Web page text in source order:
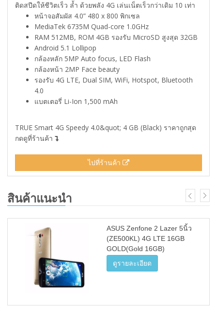
ติดสปีดให้ชีวิตเร็ว ล้ำ ด้วยพลัง 4G เล่นเน็ตเร็วกว่าเดิม 10 เท่า
หน้าจอสัมผัส 4.0” 480 x 800 พิกเซล
MediaTek 6735M Quad-core 1.0GHz
RAM 512MB, ROM 4GB รองรับ MicroSD สูงสุด 32GB
Android 5.1 Lollipop
กล้องหลัก 5MP Auto focus, LED Flash
กล้องหน้า 2MP Face beauty
รองรับ 4G LTE, Dual SIM, WiFi, Hotspot, Bluetooth
4.0
แบตเตอรี่ Li-Ion 1,500 mAh
TRUE Smart 4G Speedy 4.0&quot; 4 GB (Black) ราคาถูกสุด
กดดูที่ร้านค้า
ไปที่ร้านค้า
สินค้าแนะนำ
ASUS Zenfone 2 Lazer 5นิ้ว
(ZE500KL) 4G LTE 16GB
GOLD(Gold 16GB)
ดูรายละเอียด